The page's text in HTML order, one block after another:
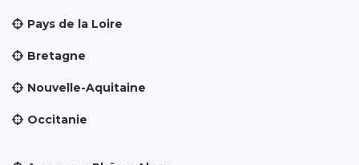
Pays de la Loire
Bretagne
Nouvelle-Aquitaine
Occitanie